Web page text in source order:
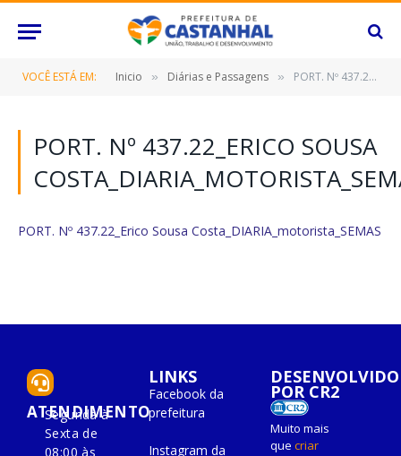
VOCÊ ESTÁ EM: Inicio » Diárias e Passagens » PORT. Nº 437.22_Erico Sousa Costa_DIARIA_motorista_SEMAS
PORT. Nº 437.22_ERICO SOUSA
PORT. Nº 437.22_Erico Sousa Costa_DIARIA_motorista_SEMAS
ATENDIMENTO
Segunda à
Sexta de
08:00 às
LINKS
Facebook da
prefeitura
Instagram da
DESENVOLVIDO
POR CR2
Muito mais
que criar